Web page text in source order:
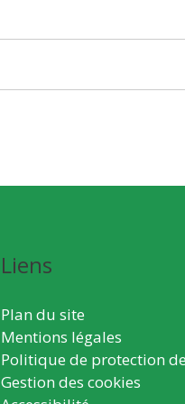
Liens
Plan du site
Mentions légales
Politique de protection
Gestion des cookies